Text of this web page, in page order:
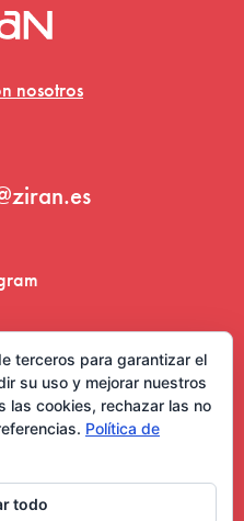
nosotros
terceros para garantizar el
su uso y mejorar nuestros
las cookies, rechazar las no
Política de
todo